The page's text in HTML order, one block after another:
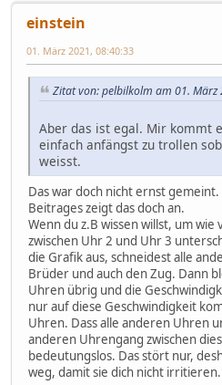
einstein
01. März 2021, 08:40:33
Zitat von: pelbilkolm am 01. März
Aber das ist egal. Mir kommt
einfach anfängst zu trollen
weisst.
Das war doch nicht ernst gemeint.
Beitrages zeigt das doch an.
Wenn du z.B wissen willst, um wie
zwischen Uhr 2 und Uhr 3
die Grafik aus, schneidest alle
Brüder und auch den Zug. Dann
Uhren übrig und die
nur auf diese Geschwindigkeit
Uhren. Dass alle anderen Uhren
anderen Uhrengang zwischen
bedeutungslos. Das stört nur,
weg, damit sie dich nicht irritieren.